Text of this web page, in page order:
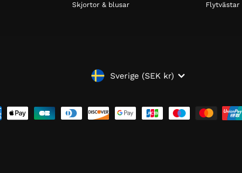
Skjortor & blusar
Flytvästar
VALUTA
Sverige (SEK kr)